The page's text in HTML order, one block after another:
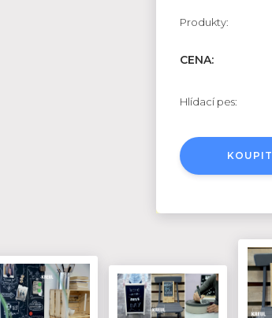
Produkty:
CENA:
Hlídací pes:
KOUPIT